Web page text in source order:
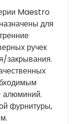
Maestro
для
ручек
закрывания.
алюминий.
фурнитуры,